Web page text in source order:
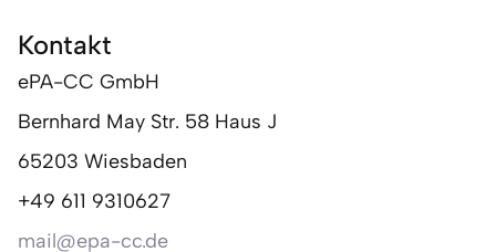
Kontakt
ePA-CC GmbH
Bernhard May Str. 58 Haus J
65203 Wiesbaden
+49 611 9310627
mail@epa-cc.de